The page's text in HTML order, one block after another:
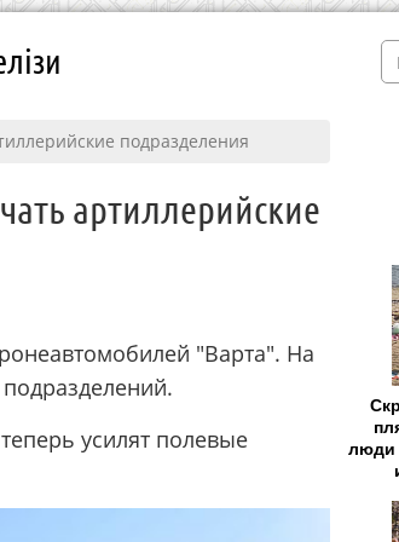
подразделения
артиллерийские
"Варта". На
усилят полевые
люди